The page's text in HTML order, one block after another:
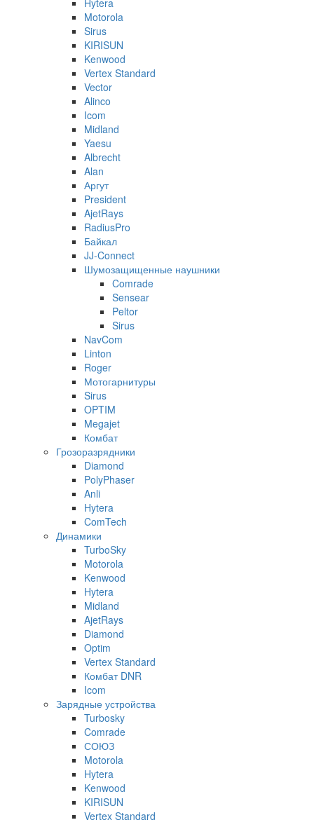
Motorola
Sirus
KIRISUN
Kenwood
Vertex Standard
Vector
Alinco
Icom
Midland
Yaesu
Albrecht
Alan
Аргут
President
AjetRays
RadiusPro
Байкал
JJ-Connect
Шумозащищенные наушники
Comrade
Sensear
Peltor
Sirus
NavCom
Linton
Roger
Мотогарнитуры
Sirus
OPTIM
Megajet
Комбат
Грозоразрядники
Diamond
PolyPhaser
Anli
Hytera
ComTech
Динамики
TurboSky
Motorola
Kenwood
Hytera
Midland
AjetRays
Diamond
Optim
Vertex Standard
Комбат DNR
Icom
Зарядные устройства
Turbosky
Comrade
СОЮЗ
Motorola
Hytera
Kenwood
KIRISUN
Vertex Standard